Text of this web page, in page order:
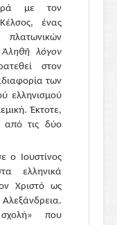
με τον
ένας
Ἀληθῆ λόγον
στον
των
ελληνισμού
Έκτοτε,
από τις δύο
ο Ιουστίνος
ελληνικά
Χριστό ως
που